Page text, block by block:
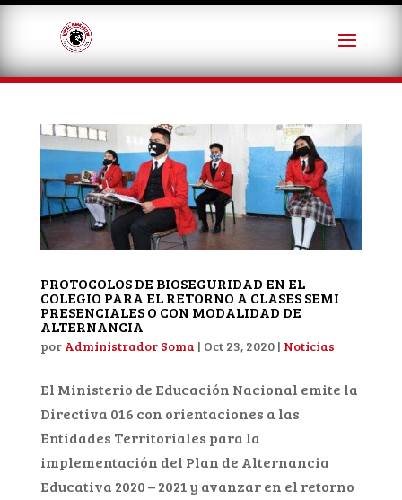
PROTOCOLOS DE BIOSEGURIDAD EN EL
COLEGIO PARA EL RETORNO A CLASES SEMI
PRESENCIALES O CON MODALIDAD DE
ALTERNANCIA
por Administrador Soma | Oct 23, 2020| Noticias
El Ministerio de Educación Nacional emite la
Directiva 016 con orientaciones a las
Entidades Territoriales para la
implementación del Plan de Alternancia
Educativa 2020 – 2021 y avanzar en el retorno